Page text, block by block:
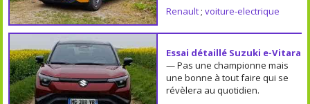
Renault; voiture-electrique
Essai détaillé Suzuki e-Vitara
— Pas une championne mais
une bonne à tout faire qui se
révèlera au quotidien.